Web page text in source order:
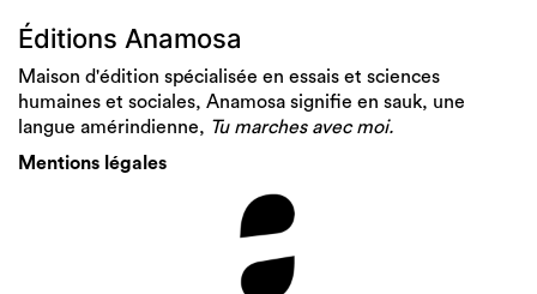
Éditions Anamosa
Maison d'édition spécialisée en essais et sciences
humaines et sociales, Anamosa signifie en sauk, une
langue amérindienne, Tu marches avec moi.
Mentions légales